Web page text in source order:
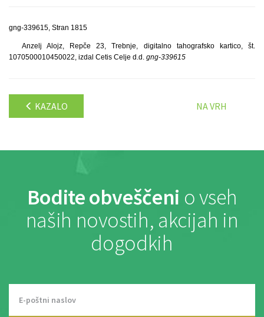
gng-339615, Stran 1815
Anzelj Alojz, Repče 23, Trebnje, digitalno tahografsko kartico, št.
1070500010450022, izdal Cetis Celje d.d. gng-339615
KAZALO NA VRH
Bodite obveščeni o vseh
naših novostih, akcijah in
dogodkih